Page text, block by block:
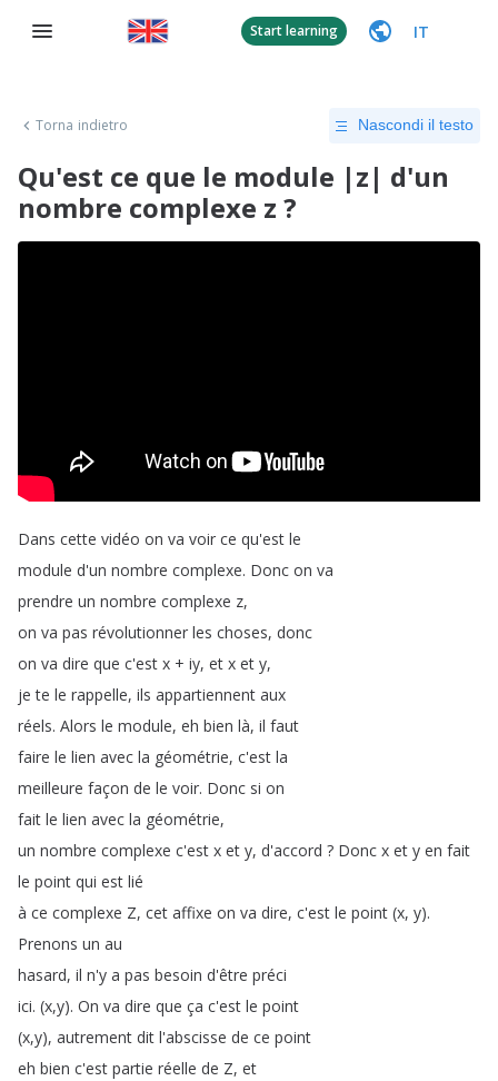
Start learning IT
Torna indietro Nascondi il testo
Qu'est ce que le module |z| d'un
nombre complexe z ?
Dans cette vidéo on va voir ce qu'est le
module d'un nombre complexe. Donc on va
prendre un nombre complexe z,
on va pas révolutionner les choses, donc
on va dire que c'est x + iy, et x et y,
je te le rappelle, ils appartiennent aux
réels. Alors le module, eh bien là, il faut
faire le lien avec la géométrie, c'est la
meilleure façon de le voir. Donc si on
fait le lien avec la géométrie,
un nombre complexe c'est x et y, d'accord ? Donc x et y en fait
le point qui est lié
à ce complexe Z, cet affixe on va dire, c'est le point (x, y).
Prenons un au
hasard, il n'y a pas besoin d'être préci
ici. (x,y). On va dire que ça c'est le point
(x,y), autrement dit l'abscisse de ce point
eh bien c'est partie réelle de Z, et